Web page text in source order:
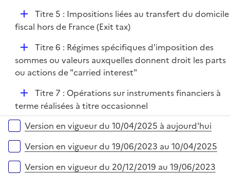
r
e
l
r
D
é
i
e
Titre 5 : Impositions liées au transfert du domicile
fiscal hors de France (Exit tax)
D
é
p
e
r
Titre 6 : Régimes spécifiques d'imposition des
sommes ou valeurs auxquelles donnent droit les parts
ou actions de "carried interest"
D
é
p
l
i
e
r
Titre 7 : Opérations sur instruments financiers à
terme réalisées à titre occasionnel
Versions sur la période
Version en vigueur du 10/04/2025 à aujourd'hui
Version en vigueur du 19/06/2023 au 10/04/2025
Version en vigueur du 20/12/2019 au 19/06/2023